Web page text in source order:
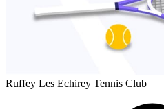
Ruffey Les Echirey Tennis Club